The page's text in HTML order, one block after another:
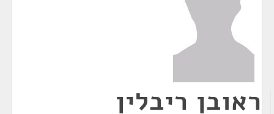
ראובן ריבלין